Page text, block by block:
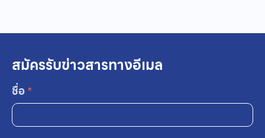
สมัครรับข่าวสารทางอีเมล
ชื่อ*